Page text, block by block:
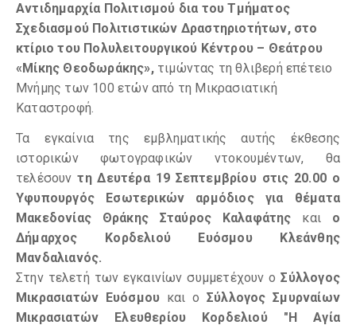
Αντιδημαρχία Πολιτισμού δια του Τμήματος
Σχεδιασμού Πολιτιστικών Δραστηριοτήτων, στο
κτίριο του Πολυλειτουργικού Κέντρου – Θεάτρου
«Μίκης Θεοδωράκης»,τιμώντας τη θλιβερή επέτειο
Μνήμης των 100 ετών από τη Μικρασιατική
Καταστροφή.
Τα εγκαίνια της εμβληματικής αυτής έκθεσης
ιστορικών φωτογραφικών ντοκουμέντων, θα
τελέσουντη Δευτέρα 19 Σεπτεμβρίου στις 20.00 ο
Υφυπουργός Εσωτερικών αρμόδιος για θέματα
Μακεδονίας Θράκης Σταύρος Καλαφάτης και ο
Δήμαρχος Κορδελιού Ευόσμου Κλεάνθης
Μανδαλιανός.
Στην τελετή των εγκαινίων συμμετέχουν οΣύλλογος
Μικρασιατών Ευόσμου και ο Σύλλογος Σμυρναίων
Μικρασιατών Ελευθερίου Κορδελιού "Η Αγία